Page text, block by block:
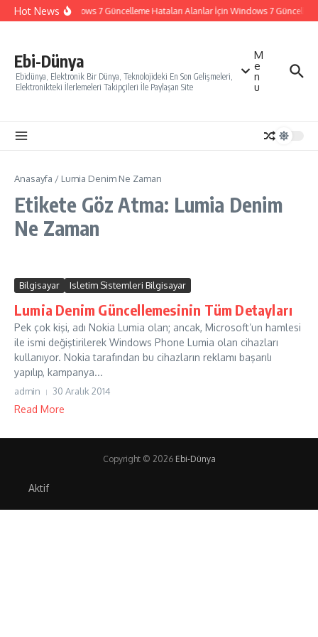
İçeriğe atla
Hot NewsWindows 7 Güncelleme Hataları Alanlar İçin Windows 7
Ebi-Dünya
Ebidünya, Elektronik Bir Dünya, Teknolojideki En Son Gelişmeleri,
Elektronikteki İlerlemeleri Takipçileri İle Paylaşan Site
M
e
n
u
Anasayfa / Lumia Denim Ne Zaman
Etikete Göz Atma: Lumia Denim
Ne Zaman
Bilgisayar Isletim Sistemleri Bilgisayar
Lumia Denim Güncellemesinin Tüm Detayları
Pek çok kişi, adı Nokia Lumia olan; ancak, Microsoft’un hamlesi
ile ismi değiştirilerek Windows Phone Lumia olan cihazları
kullanıyor. Nokia tarafından bu cihazların reklamı başarılı
yapılıp, kampanya...
admin 30 Aralık 2014
Read More
Copyright © 2026 Ebi-Dünya
Aktif